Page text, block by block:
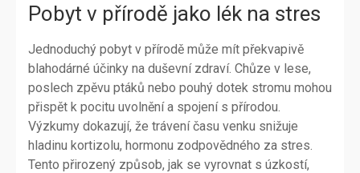
Pobyt v přírodě jako lék na stres
Jednoduchý pobyt v přírodě může mít překvapivě
blahodárné účinky na duševní zdraví. Chůze v lese,
poslech zpěvu ptáků nebo pouhý dotek stromu mohou
přispět k pocitu uvolnění a spojení s přírodou.
Výzkumy dokazují, že trávení času venku snižuje
hladinu kortizolu, hormonu zodpovědného za stres.
Tento přirozený způsob, jak se vyrovnat s úzkostí,